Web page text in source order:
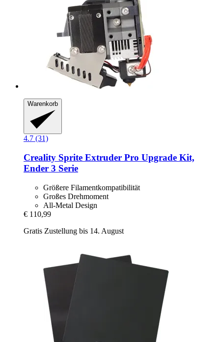
Warenkorb
4.7 (31)
Creality Sprite Extruder Pro Upgrade Kit,
Ender 3 Serie
Größere Filamentkompatibilität
Großes Drehmoment
All-Metal Design
€ 110,99
Gratis Zustellung bis 14. August